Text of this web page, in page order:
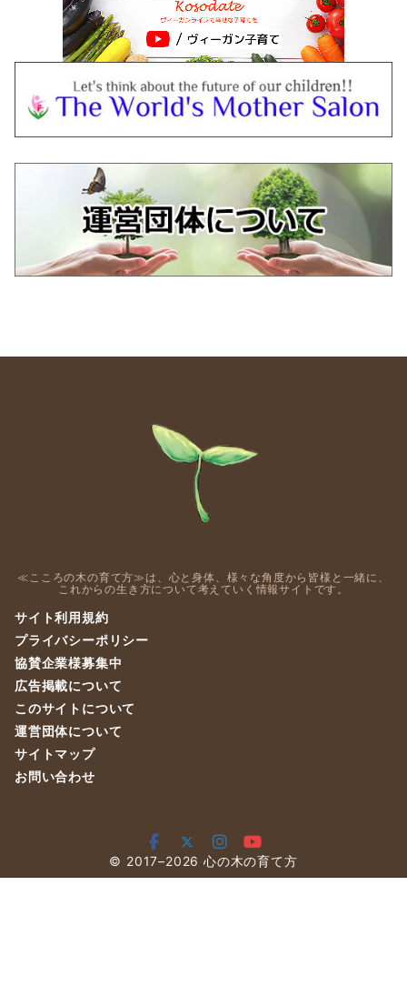
≪こころの木の育て方≫は、心と身体、様々な角度から皆様と一緒に、
これからの生き方について考えていく情報サイトです。
サイト利用規約
プライバシーポリシー
協賛企業様募集中
広告掲載について
このサイトについて
運営団体について
サイトマップ
お問い合わせ
© 2017–2026 心の木の育て方